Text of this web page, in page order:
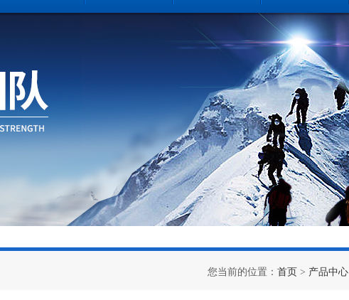
您当前的位置： 首页 > 产品中心